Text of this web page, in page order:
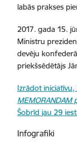
labās prakses
2017. gada 15.
Ministru
devēju
priekšsēdētājs
Izrādot
MEMORANDAM
Šobrīd jau 29
Infografiki